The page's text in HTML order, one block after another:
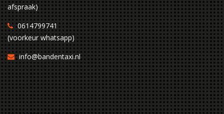
afspraak)
0614799741
(voorkeur whatsapp)
info@bandentaxi.nl